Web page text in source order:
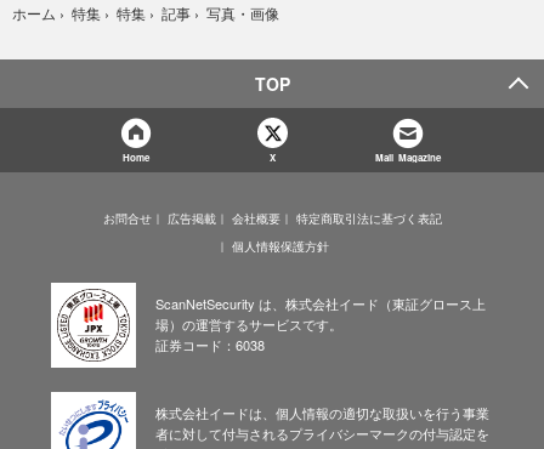
ホーム › 特集 › 特集 › 記事 › 写真・画像
TOP
Home X Mail Magazine
お問合せ 広告掲載 会社概要
特定商取引法に基づく表記
個人情報保護方針
ScanNetSecurity は、株式会社イード（東証グロース上
場）の運営するサービスです。
証券コード：6038
株式会社イードは、個人情報の適切な取扱いを行う事業
者に対して付与されるプライバシーマークの付与認定を